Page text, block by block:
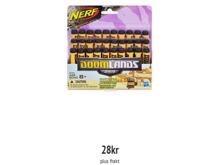
28kr
plus frakt